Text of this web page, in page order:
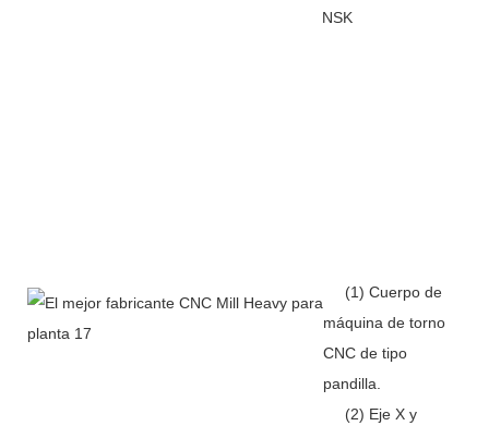
NSK
(1) Cuerpo de
máquina de torno
CNC de tipo
pandilla.
(2) Eje X y